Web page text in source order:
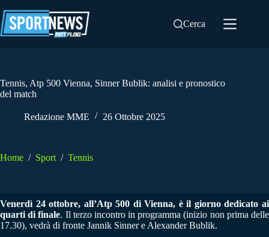
al
contenuto
Cerca
Tennis, Atp 500 Vienna, Sinner Bublik: analisi e pronostico
del match
Redazione MME 26 Ottobre 2025
Home / Sport / Tennis
Venerdì 24 ottobre, all’Atp 500 di Vienna, è il giorno dedicato ai
quarti di finale. Il terzo incontro in programma (inizio non prima delle
17.30), vedrà di fronte Jannik Sinner e Alexander Bublik.